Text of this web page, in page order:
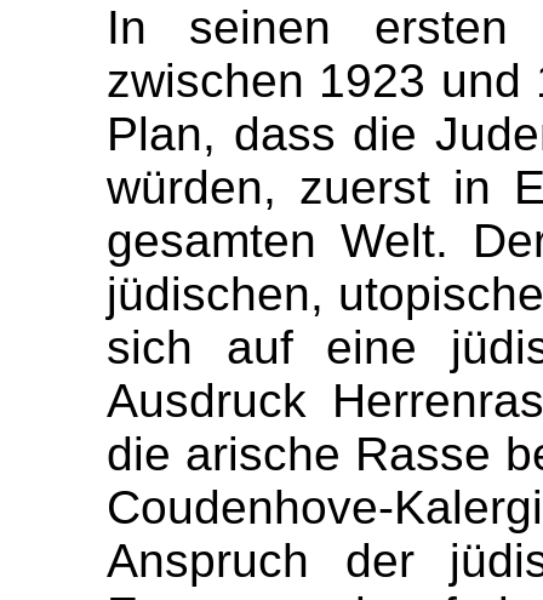
In seinen ersten
zwischen 1923 und
Plan, dass die
würden, zuerst in
gesamten Welt.
jüdischen,
sich auf eine
Ausdruck
die arische Rasse
Coudenhove-
Anspruch der